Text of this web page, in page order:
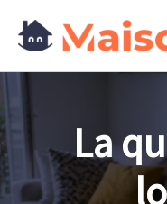
La